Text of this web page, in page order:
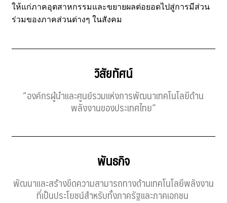
ให้แก่ภาคอุตสาหกรรมและขยายผลต่อยอดไปสู่การมีส่วน
ร่วมของภาคส่วนต่างๆ ในสังคม
วิสัยทัศน์
“องค์กรผู้นำและศูนย์รวมแห่งการพัฒนาเทคโนโลยีด้าน
พลังงานของประเทศไทย”
พันธกิจ
พัฒนาและสร้างขีดความสามารถทางด้านเทคโนโลยีพลังงาน
ที่เป็นประโยชน์สำหรับทั้งภาครัฐและภาคเอกชน